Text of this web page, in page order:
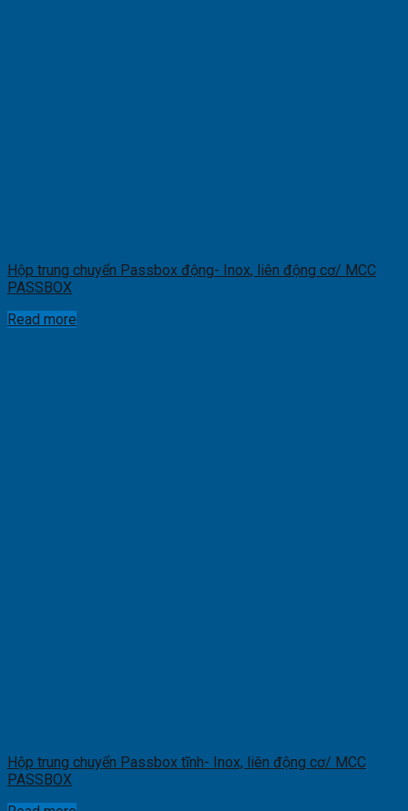
Hộp trung chuyển Passbox động- Inox, liên động cơ/ MCC
PASSBOX
Read more
Hộp trung chuyển Passbox tĩnh- Inox, liên động cơ/ MCC
PASSBOX